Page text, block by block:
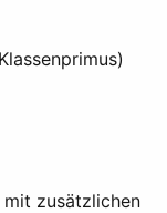
zusätzlichen